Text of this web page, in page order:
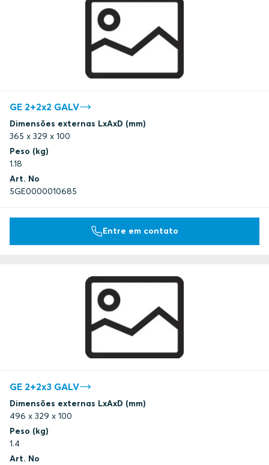
GE 2+2x2 GALV
Dimensões externas LxAxD (mm)
365 x 329 x 100
Peso (kg)
1.18
Art. No
5GE0000010685
Entre em contato
GE 2+2x3 GALV
Dimensões externas LxAxD (mm)
496 x 329 x 100
Peso (kg)
1.4
Art. No